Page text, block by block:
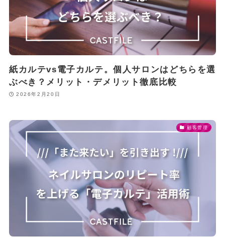
紙カルテvs電子カルテ。個人サロンはどちらを選
ぶべき？メリット・デメリット徹底比較
2026年2月20日
顧客管理